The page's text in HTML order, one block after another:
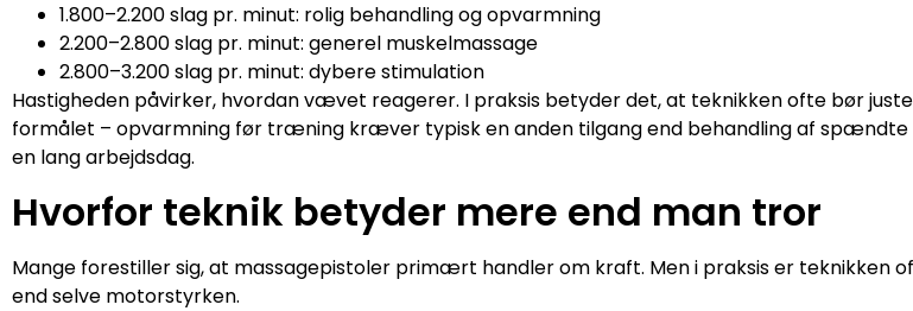
1.800–2.200 slag pr. minut: rolig behandling og opvarmning
2.200–2.800 slag pr. minut: generel muskelmassage
2.800–3.200 slag pr. minut: dybere stimulation
Hastigheden påvirker, hvordan vævet reagerer. I praksis betyder det, at teknikken ofte bør
formålet – opvarmning før træning kræver typisk en anden tilgang end behandling af
en lang arbejdsdag.
Hvorfor teknik betyder mere end man tror
Mange forestiller sig, at massagepistoler primært handler om kraft. Men i praksis er teknikken
end selve motorstyrken.